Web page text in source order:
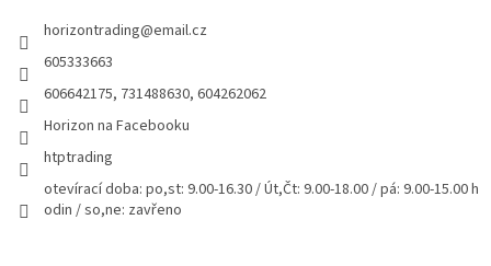
horizontrading@email.cz
605333663
606642175, 731488630, 604262062
Horizon na Facebooku
htptrading
otevírací doba: po,st: 9.00-16.30 / Út,Čt: 9.00-18.00 / pá: 9.00-15.00 h
odin / so,ne: zavřeno